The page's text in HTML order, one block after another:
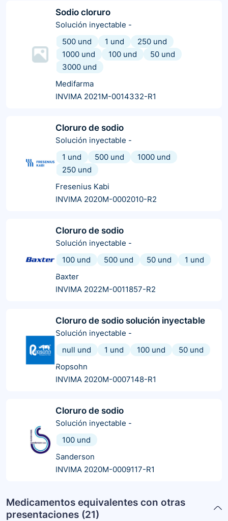
Sodio cloruro
Solución inyectable -
500 und
1 und
250 und
1000 und
100 und
50 und
3000 und
Medifarma
INVIMA 2021M-0014332-R1
Cloruro de sodio
Solución inyectable -
1 und
500 und
1000 und
250 und
Fresenius Kabi
INVIMA 2020M-0002010-R2
Cloruro de sodio
Solución inyectable -
100 und
500 und 50 und
1 und
Baxter
INVIMA 2022M-0011857-R2
Cloruro de sodio solución inyectable
Solución inyectable -
null und
1 und 100 und
50 und
Ropsohn
INVIMA 2020M-0007148-R1
Cloruro de sodio
Solución inyectable -
100 und
Sanderson
INVIMA 2020M-0009117-R1
Medicamentos equivalentes con otras
presentaciones (21)